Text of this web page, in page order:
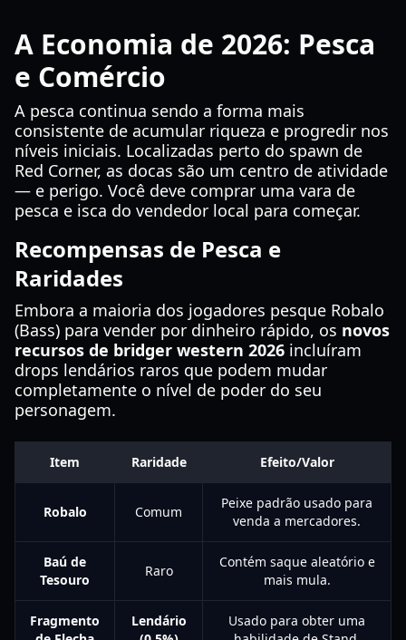
A Economia de 2026: Pesca
e Comércio
A pesca continua sendo a forma mais
consistente de acumular riqueza e progredir nos
níveis iniciais. Localizadas perto do spawn de
Red Corner, as docas são um centro de atividade
— e perigo. Você deve comprar uma vara de
pesca e isca do vendedor local para começar.
Recompensas de Pesca e
Raridades
Embora a maioria dos jogadores pesque Robalo
(Bass) para vender por dinheiro rápido, os novos
recursos de bridger western 2026 incluíram
drops lendários raros que podem mudar
completamente o nível de poder do seu
personagem.
Item Raridade Efeito/Valor
Robalo Comum
Peixe padrão usado para
venda a mercadores.
Baú de
Tesouro
Raro
Contém saque aleatório e
mais mula.
Fragmento
Lendário
Usado para obter uma